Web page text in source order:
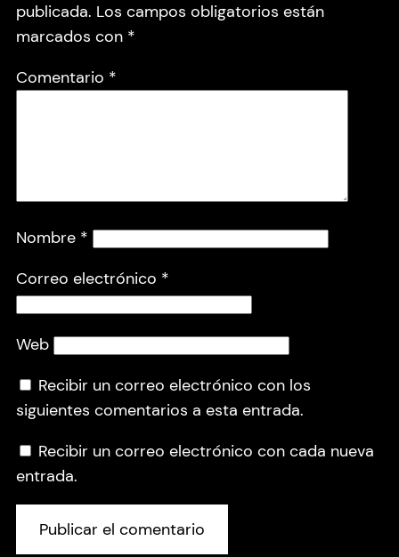
publicada. Los campos obligatorios están
marcados con *
Comentario *
Nombre *
Correo electrónico *
Web
Recibir un correo electrónico con los
siguientes comentarios a esta entrada.
Recibir un correo electrónico con cada nueva
entrada.